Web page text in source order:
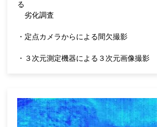
る
劣化調査
・定点カメラからによる間欠撮影
・３次元測定機器による３次元画像撮影